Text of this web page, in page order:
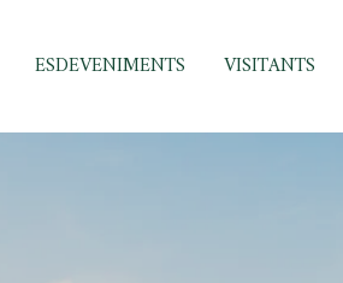
ESDEVENIMENTS VISITANTS